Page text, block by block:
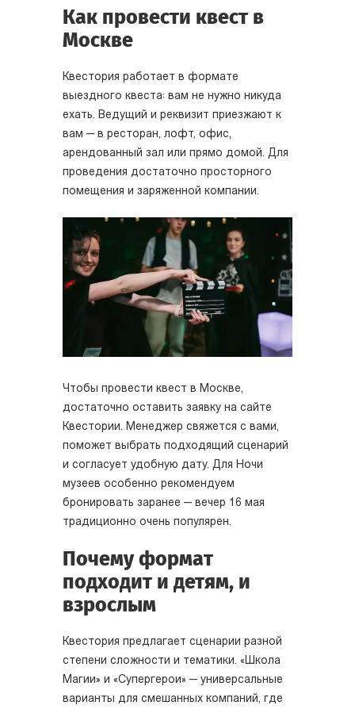
Как провести квест в
Москве
Квестория работает в формате
выездного квеста: вам не нужно никуда
ехать. Ведущий и реквизит приезжают к
вам — в ресторан, лофт, офис,
арендованный зал или прямо домой. Для
проведения достаточно просторного
помещения и заряженной компании.
Чтобы провести квест в Москве,
достаточно оставить заявку на сайте
Квестории. Менеджер свяжется с вами,
поможет выбрать подходящий сценарий
и согласует удобную дату. Для Ночи
музеев особенно рекомендуем
бронировать заранее — вечер 16 мая
традиционно очень популярен.
Почему формат
подходит и детям, и
взрослым
Квестория предлагает сценарии разной
степени сложности и тематики. «Школа
Магии» и «Супергерои» — универсальные
варианты для смешанных компаний, где